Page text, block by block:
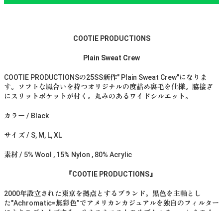
COOTIE PRODUCTIONS
Plain Sweat Crew
COOTIE PRODUCTIONSの25SS新作" Plain Sweat Crew"になりま
す。ソフトな風合いを持つオリジナルの度詰め裏毛を仕様。脇接ぎ
にスリットポケットが付く。丸みのあるワイドシルエット。
カラー / Black
サイズ / S, M, L, XL
素材 / 5% Wool , 15% Nylon , 80% Acrylic
『COOTIE PRODUCTIONS』
2000年設立された東京を拠点とするブランド。黒色を主軸とし
た"Achromatic=無彩色”でアメリカンカジュアルを独自のフィルター